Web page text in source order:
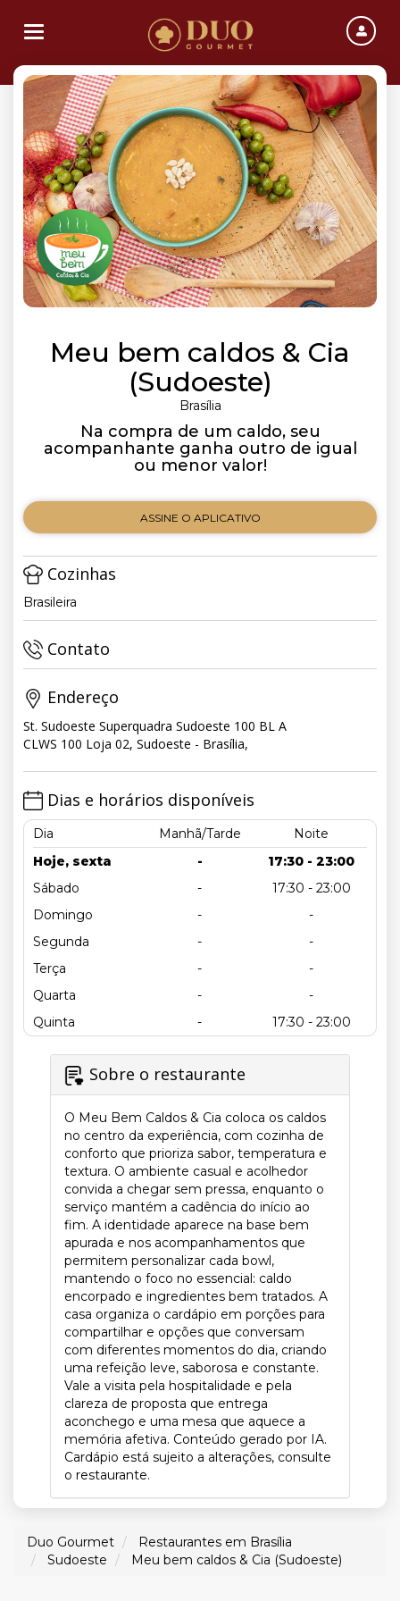
Toggle navigation
Meu bem caldos & Cia
(Sudoeste)
Brasília
Na compra de um caldo, seu
acompanhante ganha outro de igual
ou menor valor!
ASSINE O APLICATIVO
Cozinhas
Brasileira
Contato
Endereço
St. Sudoeste Superquadra Sudoeste 100 BL A
CLWS 100 Loja 02, Sudoeste - Brasília,
Dias e horários disponíveis
Dia Manhã/Tarde
Noite
Hoje, sexta
-
17:30 - 23:00
Sábado
-
17:30 - 23:00
Domingo
-
-
Segunda
-
-
Terça
-
-
Quarta
-
-
Quinta
- 17:30 - 23:00
Sobre o restaurante
O Meu Bem Caldos & Cia coloca os caldos
no centro da experiência, com cozinha de
conforto que prioriza sabor, temperatura e
textura. O ambiente casual e acolhedor
convida a chegar sem pressa, enquanto o
serviço mantém a cadência do início ao
fim. A identidade aparece na base bem
apurada e nos acompanhamentos que
permitem personalizar cada bowl,
mantendo o foco no essencial: caldo
encorpado e ingredientes bem tratados. A
casa organiza o cardápio em porções para
compartilhar e opções que conversam
com diferentes momentos do dia, criando
uma refeição leve, saborosa e constante.
Vale a visita pela hospitalidade e pela
clareza de proposta que entrega
aconchego e uma mesa que aquece a
memória afetiva. Conteúdo gerado por IA.
Cardápio está sujeito a alterações, consulte
o restaurante.
Duo Gourmet
Restaurantes em Brasília
Sudoeste
Meu bem caldos & Cia (Sudoeste)